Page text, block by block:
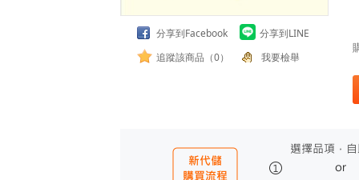
分享到Facebook
分享到LINE
追蹤該商品（0）
我要檢舉